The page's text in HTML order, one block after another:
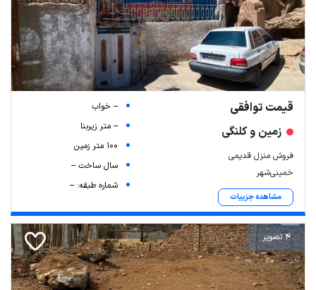
قیمت توافقی
زمین و کلنگی
فروش منزل قدیمی
خمینی‌شهر
مشاهده جزییات
-- خواب
-- متر زیربنا
100 متر زمین
سال ساخت --
شماره طبقه: --
4 تصویر